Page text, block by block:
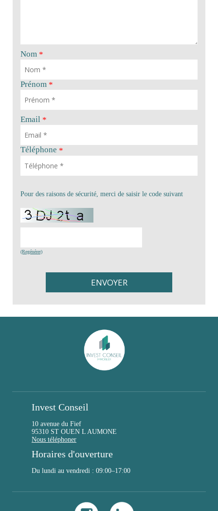
Nom *
Prénom *
Email *
Téléphone *
Pour des raisons de sécurité, merci de saisir le code suivant
(Regénérer)
Invest Conseil
10 avenue du Fief
95310 ST OUEN L AUMONE
Nous téléphoner
Horaires d'ouverture
Du lundi au vendredi : 09:00–17:00